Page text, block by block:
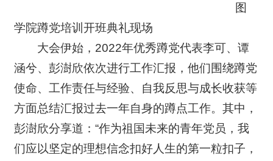
图
学院蹲党培训开班典礼现场
大会伊始，2022年优秀蹲党代表李可、谭
涵兮、彭澍欣依次进行工作汇报，他们围绕蹲党
使命、工作责任与经验、自我反思与成长收获等
方面总结汇报过去一年自身的蹲点工作。其中，
彭澍欣分享道：“作为祖国未来的青年党员，我
们应以坚定的理想信念扣好人生的第一粒扣子，